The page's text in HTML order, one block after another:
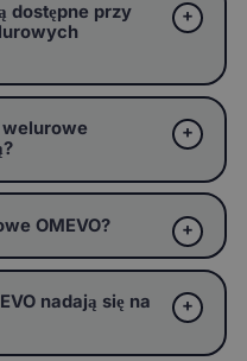
dostępne przy
OMEVO?
nadają się na